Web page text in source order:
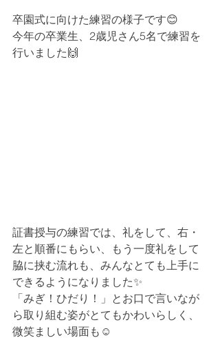
卒園式に向けた練習の様子です😊
今年の卒業生、2歳児さん5名で練習を
行いました🙌
証書授与の練習では、礼をして、右・
左と順番にもらい、もう一度礼をして
脇に挟む流れも、みんなとても上手に
できるようになりました✨
「みぎ！ひだり！」とお口で言いなが
ら取り組む姿がとてもかわいらしく、
微笑ましい場面も☺️